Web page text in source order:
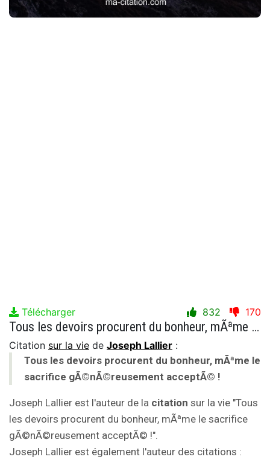
Télécharger 832 170
Tous les devoirs procurent du bonheur, mÃªme le sacrifice gÃ©nÃ©reusement acceptÃ© !
Citation sur la vie de Joseph Lallier :
Tous les devoirs procurent du bonheur, mÃªme le
sacrifice gÃ©nÃ©reusement acceptÃ© !
Joseph Lallier est l'auteur de la citation sur la vie "Tous
les devoirs procurent du bonheur, mÃªme le sacrifice
gÃ©nÃ©reusement acceptÃ© !".
Joseph Lallier est également l'auteur des citations :